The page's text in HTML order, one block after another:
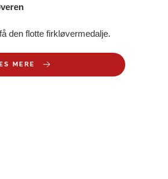
den flotte firkløvermedalje.
MERE